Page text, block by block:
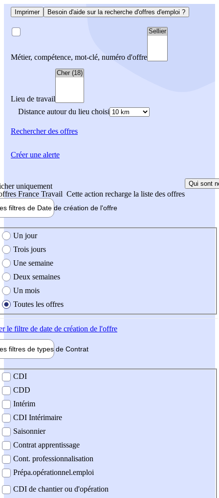
Imprimer Besoin d'aide sur la recherche d'offres d'emploi ?
Métier, compétence, mot-clé, numéro d'offre
Lieu de travail
Distance autour du lieu choisi
Rechercherdes offres
uniquement
France Travail Cette action recharge la liste des offres
Qui sont
filtres de Date de création de l'offre
création de l'offre
Un jour
Trois jours
Une semaine
Deux semaines
Un mois
Toutes les offres
le filtre de date de création de l'offre
filtres de types de Contrat
contrat
CDI
CDD
Intérim
CDI Intérimaire
Saisonnier
Contrat apprentissage
Cont. professionnalisation
Prépa.opérationnel.emploi
CDI de chantier ou d'opération
Créer une alerte